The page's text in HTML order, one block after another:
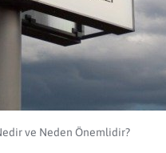
ve Neden Önemlidir?